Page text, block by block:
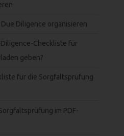
Diligence organisieren
Checkliste für
geben?
für die Sorgfaltsprüfung
im PDF-